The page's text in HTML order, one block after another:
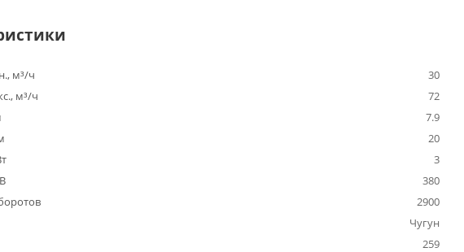
м³/ч
30
м³/ч
72
7.9
20
3
380
2900
Чугун
259